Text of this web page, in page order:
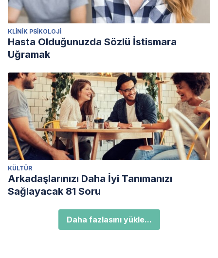
KLINIK PSIKOLOJI
Hasta Olduğunuzda Sözlü İstismara
Uğramak
KÜLTÜR
Arkadaşlarınızı Daha İyi Tanımanızı
Sağlayacak 81 Soru
Daha fazlasını yükle...